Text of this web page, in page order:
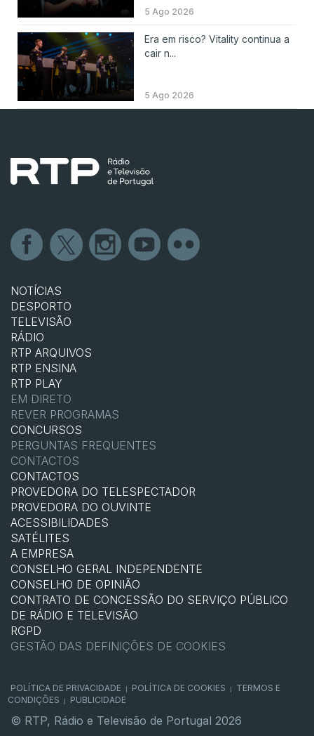
5 Ago 2026
Era em risco? Vitality continua a
cair n...
5 Ago 2026
NOTÍCIAS
DESPORTO
TELEVISÃO
RÁDIO
RTP ARQUIVOS
RTP ENSINA
RTP PLAY
EM DIRETO
REVER PROGRAMAS
CONCURSOS
PERGUNTAS FREQUENTES
CONTACTOS
CONTACTOS
PROVEDORA DO TELESPECTADOR
PROVEDORA DO OUVINTE
ACESSIBILIDADES
SATÉLITES
A EMPRESA
CONSELHO GERAL INDEPENDENTE
CONSELHO DE OPINIÃO
CONTRATO DE CONCESSÃO DO SERVIÇO PÚBLICO
DE RÁDIO E TELEVISÃO
RGPD
GESTÃO DAS DEFINIÇÕES DE COOKIES
POLÍTICA DE PRIVACIDADE POLÍTICA DE COOKIES
TERMOS E
CONDIÇÕES
PUBLICIDADE
© RTP, Rádio e Televisão de Portugal 2026